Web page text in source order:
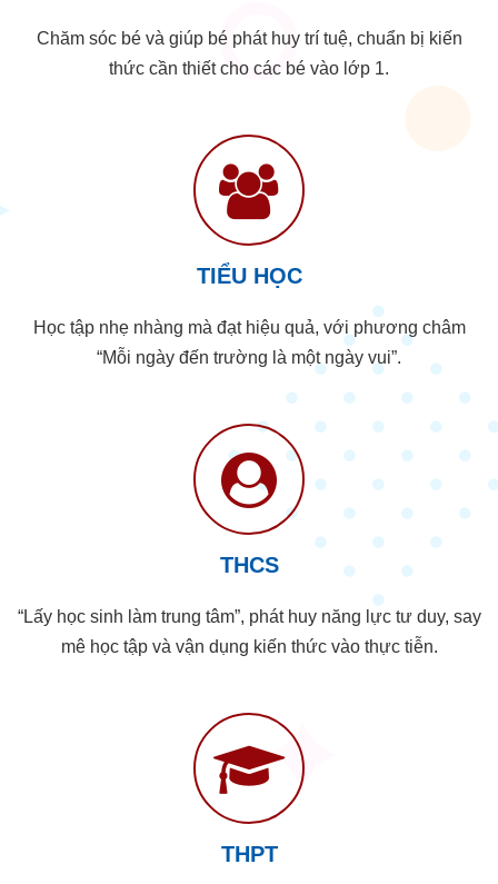
Chăm sóc bé và giúp bé phát huy trí tuệ, chuẩn bị kiến
thức cần thiết cho các bé vào lớp 1.
TIỂU HỌC
Học tập nhẹ nhàng mà đạt hiệu quả, với phương châm
“Mỗi ngày đến trường là một ngày vui”.
THCS
“Lấy học sinh làm trung tâm”, phát huy năng lực tư duy, say
mê học tập và vận dụng kiến thức vào thực tiễn.
THPT